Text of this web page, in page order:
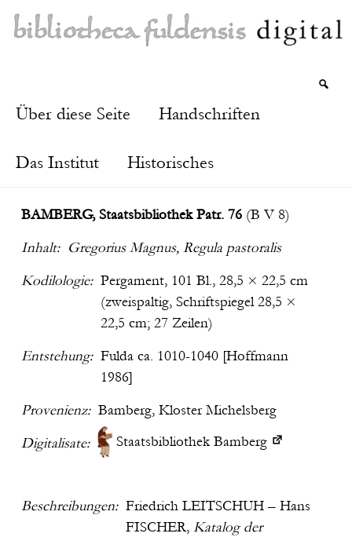
Über diese Seite Handschriften
Das Institut Historisches
BAMBERG, Staatsbibliothek Patr. 76(B V 8)
Inhalt: Gregorius Magnus, Regula pastoralis
Kodilologie: Pergament, 101 Bl., 28,5 × 22,5 cm
(zweispaltig, Schriftspiegel 28,5 ×
22,5 cm; 27 Zeilen)
Entstehung: Fulda ca. 1010-1040 [Hoffmann
1986]
Provenienz: Bamberg, Kloster Michelsberg
Digitalisate:
Staatsbibliothek Bamberg
Beschreibungen: Friedrich LEITSCHUH – Hans
FISCHER, Katalog der